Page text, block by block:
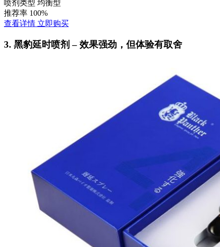
喷剂类型 均衡型
推荐率 100%
查看详情 立即购买
3. 黑豹延时喷剂 – 效果强劲，但体验有取舍